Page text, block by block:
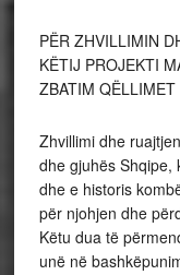
PËR ZHVILLIMIN
KËTIJ PROJEKTI
ZBATIM QËLLIMET
Zhvillimi dhe
dhe gjuhës Shqipe,
dhe e historis
për njohjen dhe
Këtu dua të
unë në